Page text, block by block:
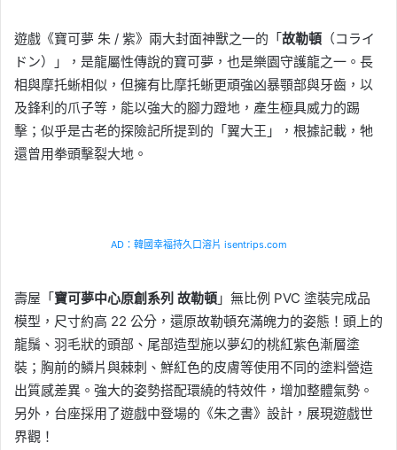
遊戲《寶可夢 朱 / 紫》兩大封面神獸之一的「 故勒頓 （コライ
ドン）」，是龍屬性傳說的寶可夢，也是樂園守護龍之一。長
相與摩托蜥相似，但擁有比摩托蜥更頑強凶暴顎部與牙齒，以
及鋒利的爪子等，能以強大的腳力蹬地，產生極具威力的踢
擊；似乎是古老的探險記所提到的「翼大王」，根據記載，牠
還曾用拳頭擊裂大地。
AD：韓國幸福持久口溶片 isentrips.com
壽屋「 寶可夢中心原創系列 故勒頓 」無比例 PVC 塗裝完成品
模型，尺寸約高 22 公分，還原故勒頓充滿魄力的姿態！頭上的
龍鬚、羽毛狀的頭部、尾部造型施以夢幻的桃紅紫色漸層塗
裝；胸前的鱗片與棘刺、鮮紅色的皮膚等使用不同的塗料營造
出質感差異。強大的姿勢搭配環繞的特效件，增加整體氣勢。
另外，台座採用了遊戲中登場的《朱之書》設計，展現遊戲世
界觀！